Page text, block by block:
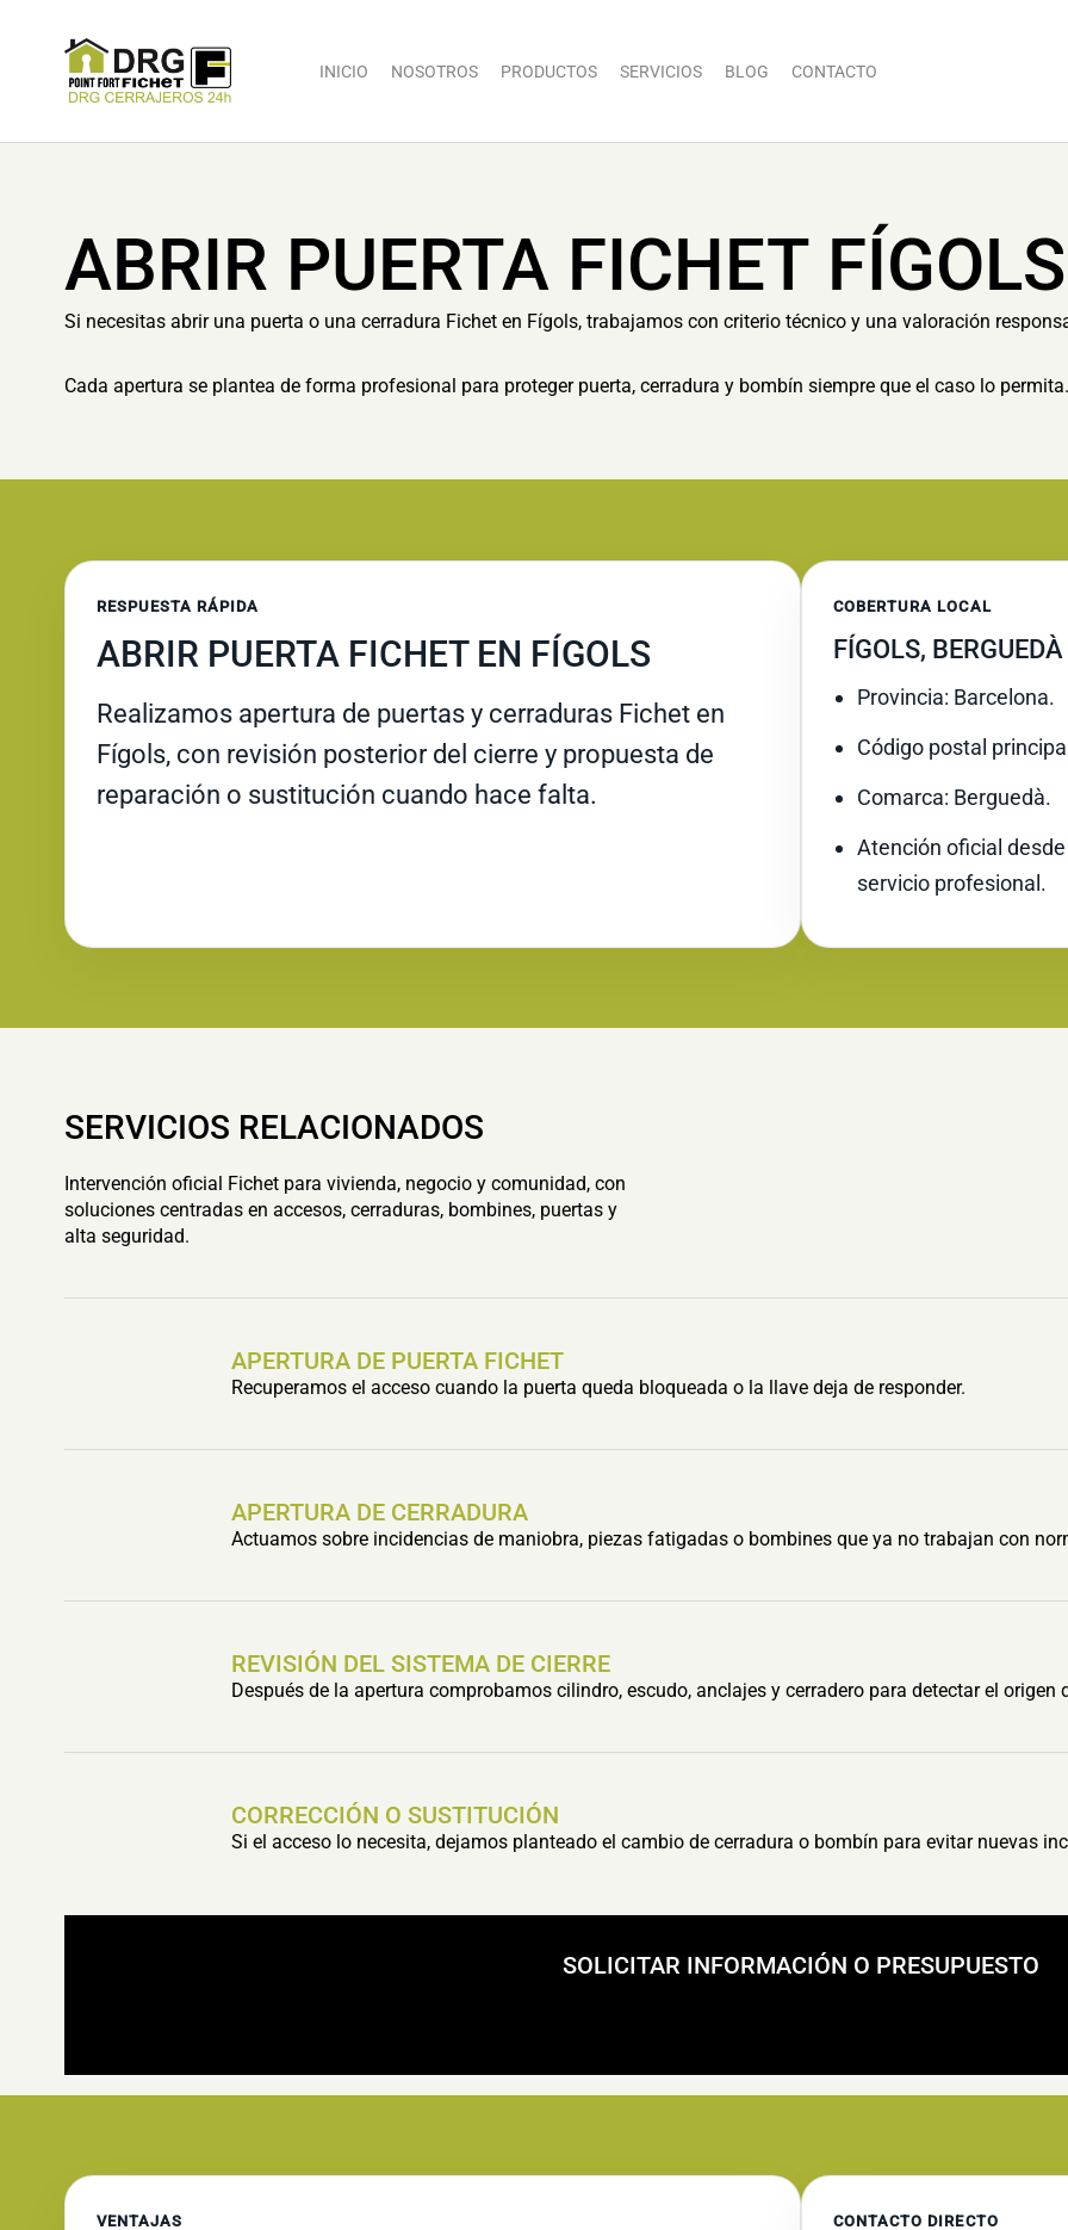
INICIO NOSOTROS PRODUCTOS SERVICIOS BLOG CONTACTO
ABRIR PUERTA FICHET FÍGOLS
Si necesitas abrir una puerta o una cerradura Fichet en Fígols, trabajamos con criterio técnico y una valoración
Cada apertura se plantea de forma profesional para proteger puerta, cerradura y bombín siempre que el caso lo permita.
RESPUESTA RÁPIDA
ABRIR PUERTA FICHET EN FÍGOLS
Realizamos apertura de puertas y cerraduras Fichet en
Fígols, con revisión posterior del cierre y propuesta de
reparación o sustitución cuando hace falta.
COBERTURA LOCAL
FÍGOLS, BERGUEDÀ
Provincia: Barcelona.
Código postal
Comarca: Berguedà.
Atención oficial
servicio profesional.
SERVICIOS RELACIONADOS
Intervención oficial Fichet para vivienda, negocio y comunidad, con
soluciones centradas en accesos, cerraduras, bombines, puertas y
alta seguridad.
APERTURA DE PUERTA FICHET
Recuperamos el acceso cuando la puerta queda bloqueada o la llave deja de responder.
APERTURA DE CERRADURA
Actuamos sobre incidencias de maniobra, piezas fatigadas o bombines que ya no trabajan con
REVISIÓN DEL SISTEMA DE CIERRE
Después de la apertura comprobamos cilindro, escudo, anclajes y cerradero para detectar el origen
CORRECCIÓN O SUSTITUCIÓN
Si el acceso lo necesita, dejamos planteado el cambio de cerradura o bombín para evitar nuevas
SOLICITAR INFORMACIÓN O PRESUPUESTO
VENTAJAS CONTACTO DIRECTO